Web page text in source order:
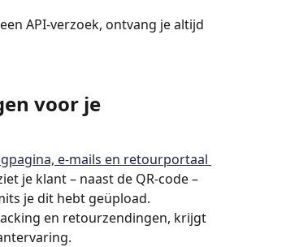
API-verzoek, ontvang je altijd
voor je
e-mails en retourportaal
je klant – naast de QR-code –
je dit hebt geüpload.
en retourzendingen, krijgt